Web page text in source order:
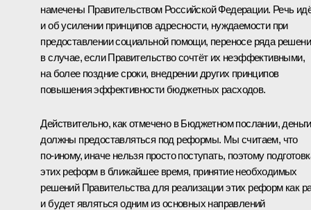
намечены Правительством Российской Федерации. Речь
и об усилении принципов адресности, нуждаемости при
предоставлении социальной помощи, переносе ряда
в случае, если Правительство сочтёт их неэффективными,
на более поздние сроки, внедрении других принципов
повышения эффективности бюджетных расходов.
Действительно, как отмечено в Бюджетном послании, деньги
должны предоставляться под реформы. Мы считаем, что
по‑иному, иначе нельзя просто поступать, поэтому
этих реформ в ближайшее время, принятие необходимых
решений Правительства для реализации этих реформ как
и будет являться одним из основных направлений